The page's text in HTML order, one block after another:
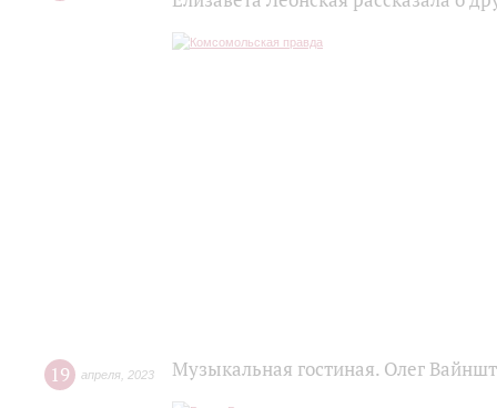
19 апреля 2023 Музыкальная гостиная. Олег